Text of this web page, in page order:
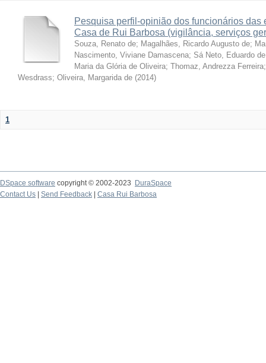
Pesquisa perfil-opinião dos funcionários das
Casa de Rui Barbosa (vigilância, serviços
Souza, Renato de; Magalhães, Ricardo Augusto de;
Nascimento, Viviane Damascena; Sá Neto, Eduardo de
Maria da Glória de Oliveira; Thomaz, Andrezza Ferreira
Wesdrass; Oliveira, Margarida de (2014)
1
DSpace software copyright © 2002-2023
DuraSpace
Contact Us
Send Feedback Casa Rui Barbosa